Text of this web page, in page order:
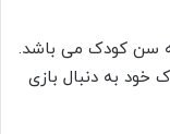
سن کودک می باشد.
خود به دنبال بازی